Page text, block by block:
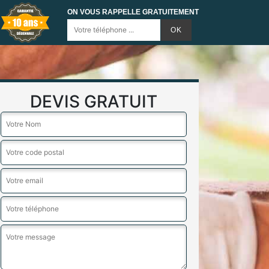
ON VOUS RAPPELLE GRATUITEMENT
DEVIS GRATUIT